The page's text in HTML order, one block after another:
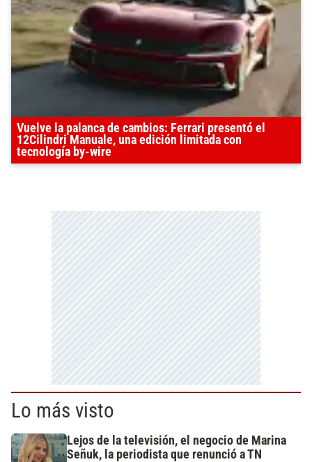
Vuelve la palanca de cambios: Ferrari presentó el
12Cilindri Manuale, una edición limitada con
tecnología by-wire
Lo más visto
Lejos de la televisión, el negocio de Marina
Señuk, la periodista que renunció a TN